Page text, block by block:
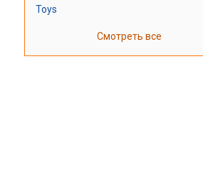
Toys
Смотреть все